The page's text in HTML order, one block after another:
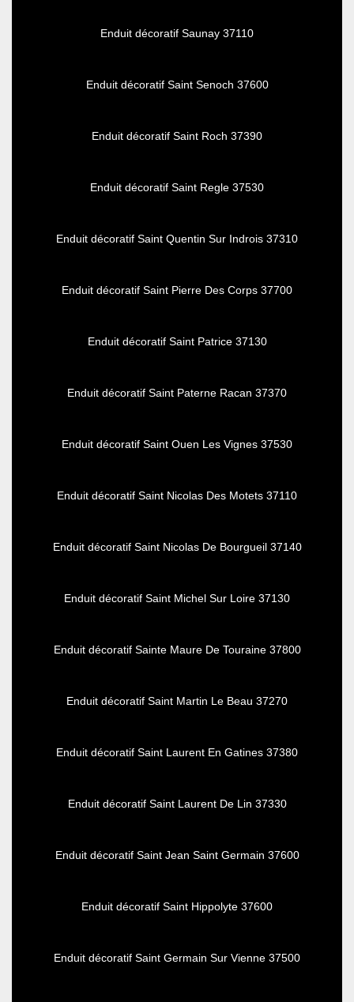
Enduit décoratif Saunay 37110
Enduit décoratif Saint Senoch 37600
Enduit décoratif Saint Roch 37390
Enduit décoratif Saint Regle 37530
Enduit décoratif Saint Quentin Sur Indrois 37310
Enduit décoratif Saint Pierre Des Corps 37700
Enduit décoratif Saint Patrice 37130
Enduit décoratif Saint Paterne Racan 37370
Enduit décoratif Saint Ouen Les Vignes 37530
Enduit décoratif Saint Nicolas Des Motets 37110
Enduit décoratif Saint Nicolas De Bourgueil 37140
Enduit décoratif Saint Michel Sur Loire 37130
Enduit décoratif Sainte Maure De Touraine 37800
Enduit décoratif Saint Martin Le Beau 37270
Enduit décoratif Saint Laurent En Gatines 37380
Enduit décoratif Saint Laurent De Lin 37330
Enduit décoratif Saint Jean Saint Germain 37600
Enduit décoratif Saint Hippolyte 37600
Enduit décoratif Saint Germain Sur Vienne 37500